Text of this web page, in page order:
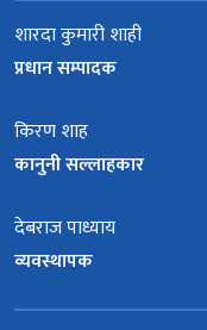
शारदा कुमारी शाही
प्रधान सम्पादक
किरण शाह
कानुनी सल्लाहकार
देबराज पाध्याय
व्यवस्थापक